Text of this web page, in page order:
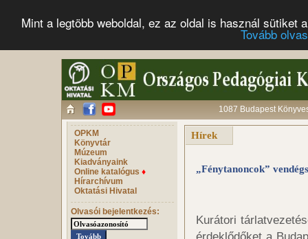
Mint a legtöbb weboldal, ez az oldal is használ sütiket
Tovább
1087 Budapest
OPKM
Könyvtár
Múzeum
Kiadványaink
Online katalógus ♦
Hírarchívum
Oktatási Hivatal
Olvasói bejelentkezés:
Hírek
„Fénytanoncok”
Kurátori
érdeklődőket a